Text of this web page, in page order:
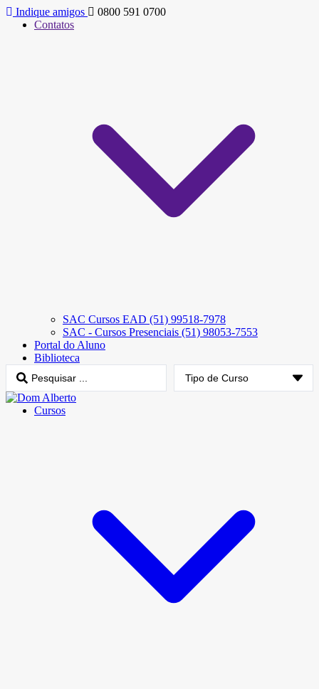
Indique amigos
0800 591 0700
Contatos
SAC Cursos EAD (51) 99518-7978
SAC - Cursos Presenciais (51) 98053-7553
Portal do Aluno
Biblioteca
Cursos